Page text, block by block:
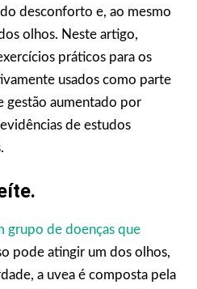
desconforto e, ao mesmo
olhos. Neste artigo,
práticos para os
usados como parte
gestão aumentado por
de estudos
grupo de doenças que
pode atingir um dos olhos,
a uvea é composta pela